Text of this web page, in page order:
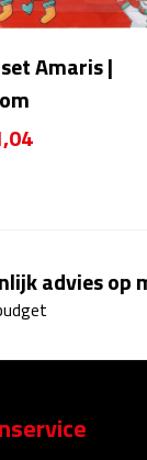
Amaris |
advies op